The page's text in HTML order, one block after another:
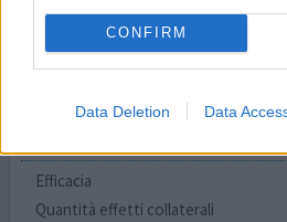
CONFIRM
Data Deletion Data
Propranololo
propranololo
Efficacia
Quantità effetti collaterali